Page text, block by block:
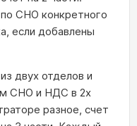
СНО конкретного
если добавлены
двух отделов и
СНО и НДС в 2х
разное, счет